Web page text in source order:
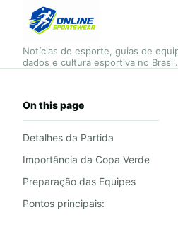
Notícias de esporte, guias de
dados e cultura esportiva no Brasil.
On this page
Detalhes da Partida
Importância da Copa Verde
Preparação das Equipes
Pontos principais: